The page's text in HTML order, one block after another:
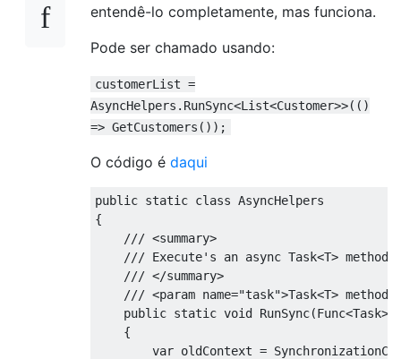
entendê-lo completamente, mas funciona.
Pode ser chamado usando:
customerList =
AsyncHelpers.RunSync<List<Customer>>(()
=> GetCustomers());
O código é daqui
public static class AsyncHelpers
{
/// <summary>
/// Execute's an async Task<T>
/// </summary>
/// <param name="task">Task<T> method
public static void RunSync(Func<Task>
{
var oldContext =